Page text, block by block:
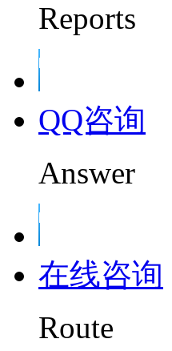
Reports
QQ咨询
Answer
在线咨询
Route